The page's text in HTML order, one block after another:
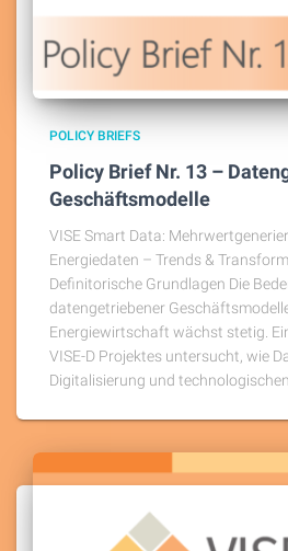
POLICY BRIEFS
Policy Brief Nr. 13 –
Geschäftsmodelle
VISE Smart Data:
Energiedaten – Trends &
Definitorische Grundlagen Die
datengetriebener
Energiewirtschaft wächst stetig.
VISE-D Projektes untersucht, wie
Digitalisierung und technologischen